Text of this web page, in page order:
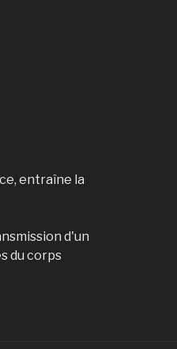
entraîne la
d'un
du corps